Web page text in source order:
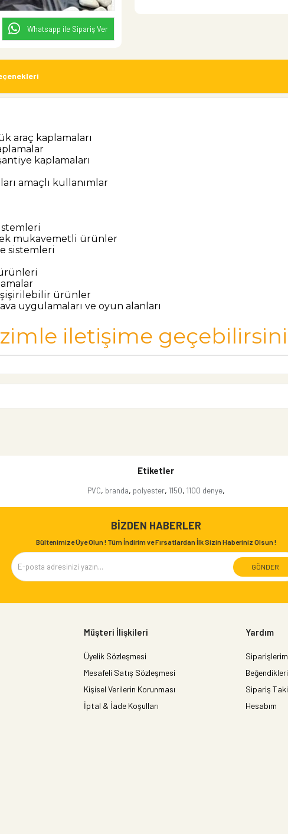
Whatsapp ile Sipariş Ver
araç kaplamaları
kaplamaları
amaçlı kullanımlar
mukavemetli ürünler
sistemleri
şişirilebilir ürünler
uygulamaları ve oyun alanları
iletişime
Etiketler
PVC, branda, polyester, 1150, 1100 denye,
BIZDEN HABERLER
Bültenimize Üye Olun ! Tüm İndirim ve Fırsatlardan İlk Sizin Haberiniz Olsun !
GÖNDER
Müşteri İlişkileri
Üyelik Sözleşmesi
Mesafeli Satış Sözleşmesi
Kişisel Verilerin Korunması
İptal & İade Koşulları
Yardım
Siparişlerim
Sipariş
Hesabım